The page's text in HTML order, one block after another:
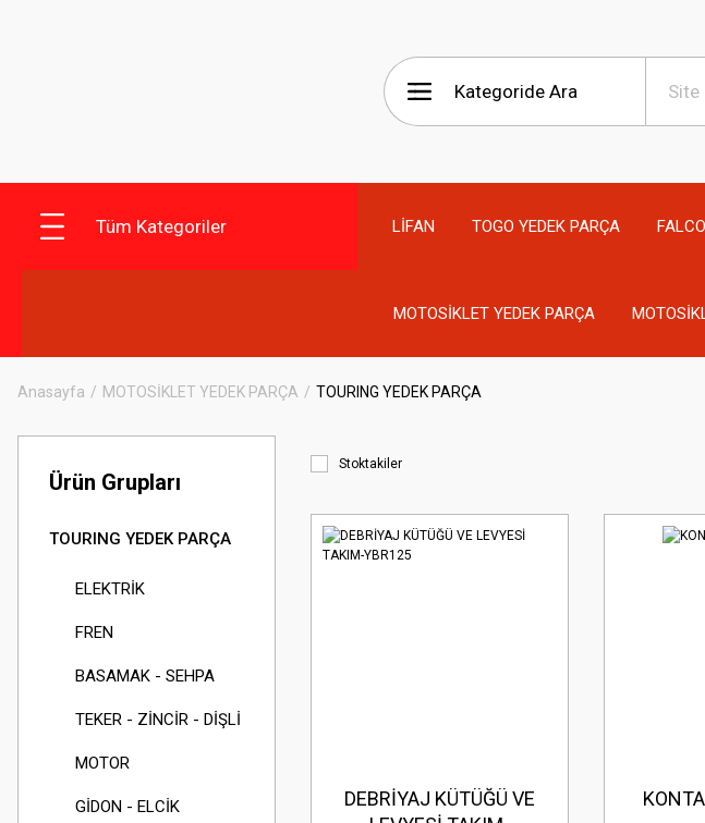
Tüm Kategoriler LİFAN TOGO YEDEK PARÇA
MOTOSİKLET YEDEK PARÇA
Anasayfa MOTOSİKLET YEDEK PARÇA TOURING YEDEK PARÇA
Ürün Grupları
TOURING YEDEK PARÇA
ELEKTRİK
FREN
BASAMAK - SEHPA
TEKER - ZİNCİR - DİŞLİ
MOTOR
GİDON - ELCİK
Stoktakiler
DEBRİYAJ KÜTÜĞÜ VE